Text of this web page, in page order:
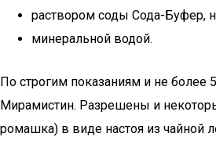
раствором соды Сода-Буфер,
минеральной водой.
По строгим показаниям и не более
Мирамистин. Разрешены и
ромашка) в виде настоя из чайной